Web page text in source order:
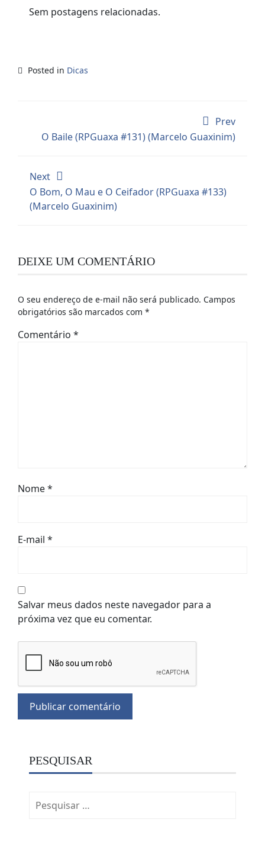
Sem postagens relacionadas.
Posted in Dicas
Prev
O Baile (RPGuaxa #131) (Marcelo Guaxinim)
Next
O Bom, O Mau e O Ceifador (RPGuaxa #133)
(Marcelo Guaxinim)
DEIXE UM COMENTÁRIO
O seu endereço de e-mail não será publicado. Campos
obrigatórios são marcados com *
Comentário *
Nome*
E-mail *
Salvar meus dados neste navegador para a
próxima vez que eu comentar.
PESQUISAR
por: